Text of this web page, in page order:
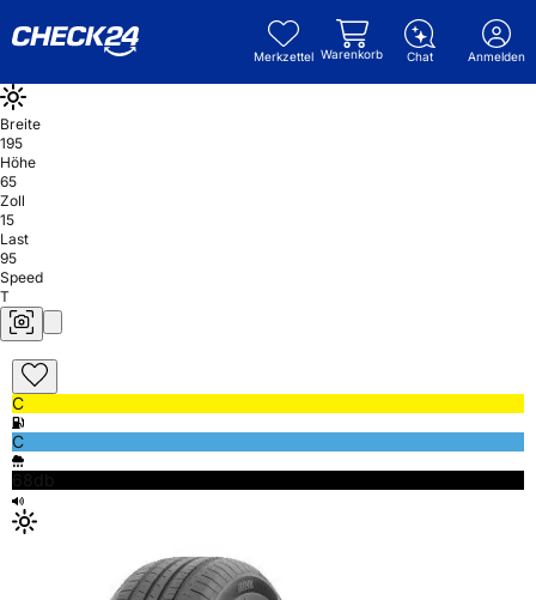
Merkzettel Warenkorb Chat Anmelden
Breite
195
Höhe
65
Zoll
15
Last
95
Speed
T
C
C
68db